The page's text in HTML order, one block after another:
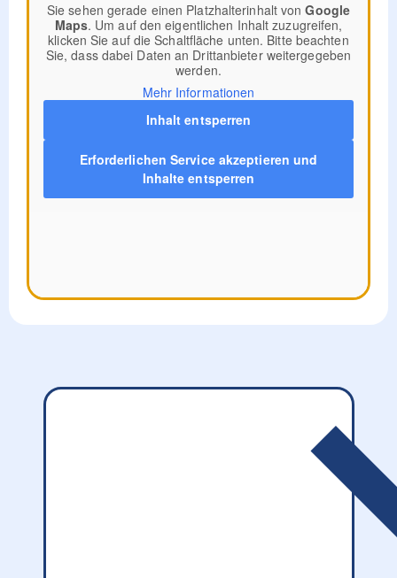
Sie sehen gerade einen Platzhalterinhalt vonGoogle
Maps. Um auf den eigentlichen Inhalt zuzugreifen,
klicken Sie auf die Schaltfläche unten. Bitte beachten
Sie, dass dabei Daten an Drittanbieter weitergegeben
werden.
Mehr Informationen
Inhalt entsperren
Erforderlichen Service akzeptieren und
Inhalte entsperren